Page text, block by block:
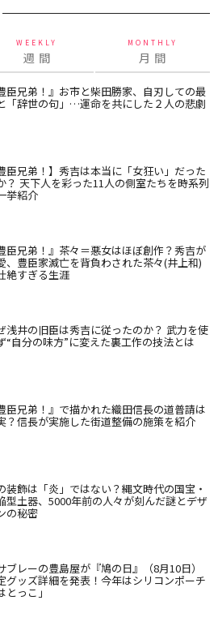
WEEKLY
週 間
MONTHLY
月 間
臣兄弟！』お市と柴田勝家、自刃しての最
「辞世の句」…運命を共にした２人の悲劇
臣兄弟！】秀吉は本当に「女狂い」だった
？ 天下人を彩った11人の側室たちを時系列
挙紹介
臣兄弟！』茶々＝悪女はほぼ創作？秀吉が
、豊臣家滅亡を背負わされた茶々(井上和)
絶すぎる生涯
浅井の旧臣は秀吉に従ったのか？ 武力を使
“自分の味方”に変えた裏工作の技法とは
臣兄弟！』で描かれた織田信長の道普請は
？信長が実施した街道整備の施策を紹介
装飾は「炎」ではない？縄文時代の国宝・
型土器、5000年前の人々が刻んだ謎とデザ
の秘密
ブレーの豊島屋が『鳩の日』（8月10日）
グッズ詳細を発表！今年はシリコンポーチ
とっこ」